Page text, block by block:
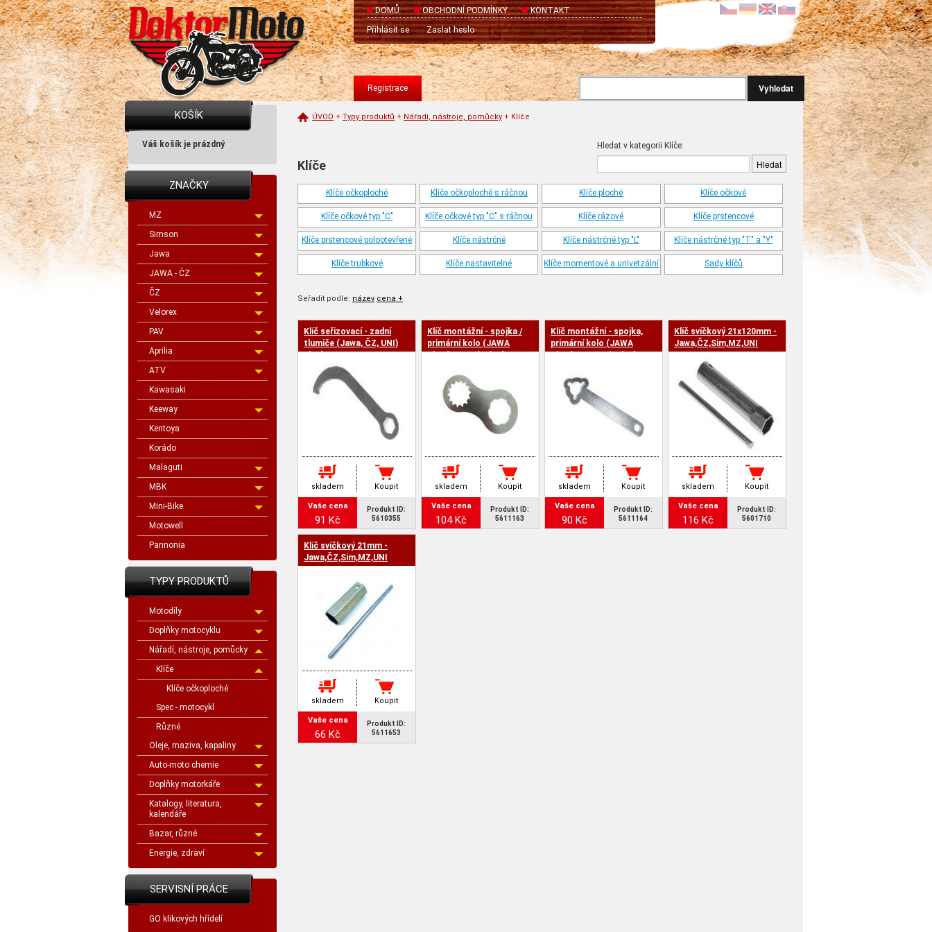
DOMŮ OBCHODNÍ PODMÍNKY
KONTAKT
Přihlásit se
Zaslat heslo
Vyhledat
Registrace
KOŠÍK
Váš košík je prázdný
ZNAČKY
MZ
Simson
Jawa
JAWA - ČZ
ČZ
Velorex
PAV
Aprilia
ATV
Kawasaki
Keeway
Kentoya
Korádo
Malaguti
MBK
Mini-Bike
Motowell
Pannonia
TYPY PRODUKTŮ
Motodíly
Doplňky motocyklu
Nářadí, nástroje, pomůcky
Klíče
Klíče očkoploché
Spec - motocykl
Různé
Oleje, maziva, kapaliny
Auto-moto chemie
Doplňky motorkáře
Katalogy, literatura,
kalendáře
Bazar, různé
Energie, zdraví
SERVISNÍ PRÁCE
GO klikových hřídelí
ÚVOD + Typy produktů + Nářadí, nástroje, pomůcky + Klíče
Hledat v kategorii Klíče:
Klíče
Klíče očkoploché Klíče očkoploché s ráčnou Klíče ploché Klíče očkové
Klíče očkové typ "C" Klíče očkové typ "C" s ráčnou Klíče rázové Klíče prstencové
Klíče prstencové polootevřené Klíče nástrčné Klíče nástrčné typ "L" Klíče nástrčné typ "T" a "Y"
Klíče trubkové Klíče nastavitelné Klíče momentové a univetzální Sady klíčů
Seřadit podle: název cena +
cena -
Klíč seřizovací - zadní
tlumiče (Jawa, ČZ, UNI)
skladem Koupit
Vaše cena
91 Kč
Produkt ID:
5610355
Klíč montážní - spojka /
primární kolo (JAWA
skladem Koupit
Vaše cena
104 Kč
Produkt ID:
5611163
Klíč montážní - spojka,
primární kolo (JAWA
skladem Koupit
Vaše cena
90 Kč
Produkt ID:
5611164
Klíč svíčkový 21x120mm -
Jawa,ČZ,Sim,MZ,UNI
skladem Koupit
Vaše cena
116 Kč
Produkt ID:
5601710
Klíč svíčkový 21mm -
Jawa,ČZ,Sim,MZ,UNI
skladem Koupit
Vaše cena
66 Kč
Produkt ID:
5611653